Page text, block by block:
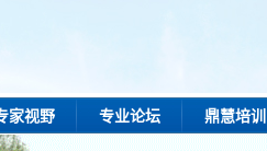
家视野 专业论坛 鼎慧培训